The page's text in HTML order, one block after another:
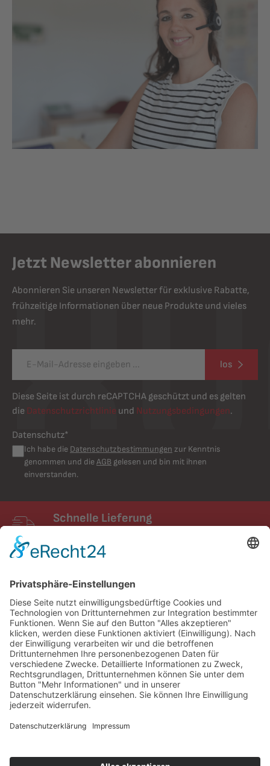
Jetzt Newsletter abonnieren
Abonnieren Sie unseren Newsletter für exklusive Rabatte,
frühzeitige Informationen über neue Produkte und vieles
mehr.
los
Diese Seite ist durch reCAPTCHA geschützt und es gelten
die Datenschutzrichtlinie und Nutzungsbedingungen.
Datenschutz*
Ich habe die Datenschutzbestimmungen zur Kenntnis
genommen und dieAGB gelesen und bin mit ihnen
einverstanden.
Schnelle Lieferung
Creative Technology GmbH
Entdecken
Service und Kontakt
Partner & Netzwerke